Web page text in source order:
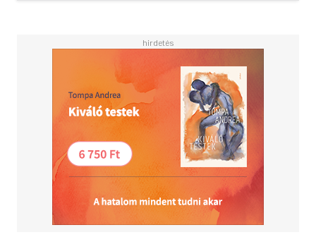
Töltött zöldségek 116
Hétvégi és ünnepi csemegék 126
Zöldséges piték és sütemények 130
Pudingok 143